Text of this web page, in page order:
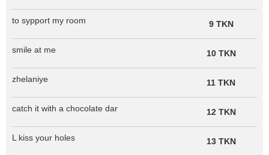
to sypport my room 9 TKN
smile at me 10 TKN
zhelaniye 11 TKN
catch it with a chocolate dar 12 TKN
L kiss your holes 13 TKN